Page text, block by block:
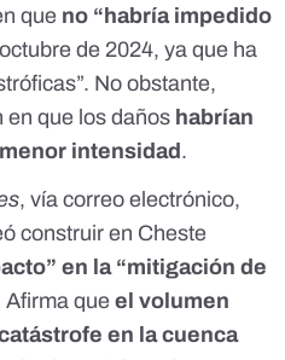
que no “habría impedido
de 2024, ya que ha
No obstante,
que los daños habrían
intensidad.
, vía correo electrónico,
construir en Cheste
en la “mitigación de
Afirma que el volumen
en la cuenca